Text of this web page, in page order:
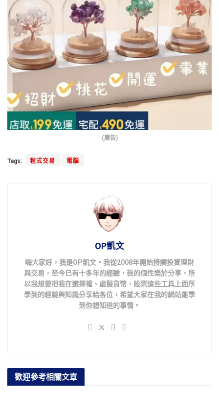
(廣告)
Tags: 程式交易 電腦
OP凱文
嗨大家好，我是OP凱文。我從2008年開始接觸投資理財
與交易，至今已有十多年的經驗，我的個性樂於分享，所
以我想要把我在選擇權、虛擬貨幣、股票這些工具上面所
學到的經驗與知識分享給各位，希望大家在我的網站能學
到你想知道的事情。
歡迎參考相關文章